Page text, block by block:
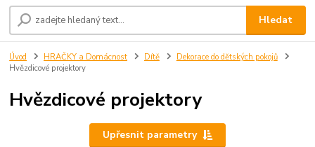
Hledat
Úvod HRAČKY a Domácnost Dítě
Dekorace do dětských pokojů
Hvězdicové projektory
Hvězdicové projektory
Upřesnit parametry